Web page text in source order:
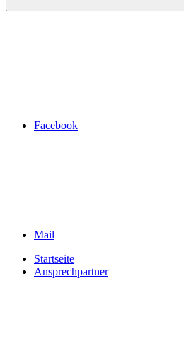
Facebook
Mail
Startseite
Ansprechpartner